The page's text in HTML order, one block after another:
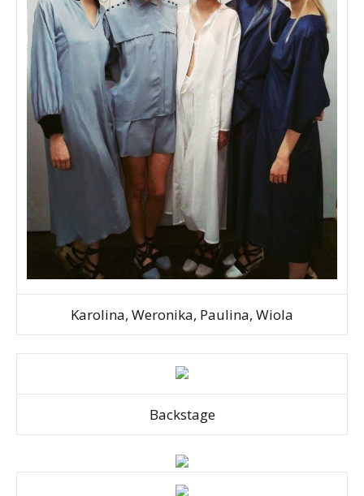
Karolina, Weronika, Paulina, Wiola
Backstage